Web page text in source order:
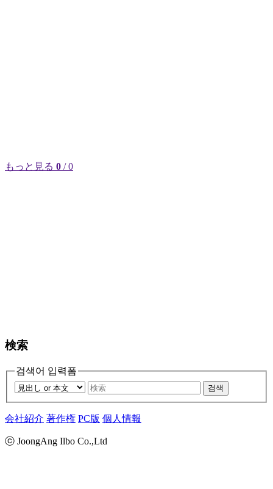
もっと見る 0 / 0
検索
검색어 입력폼
검색
会社紹介 著作権 PC版 個人情報
ⓒ JoongAng Ilbo Co.,Ltd